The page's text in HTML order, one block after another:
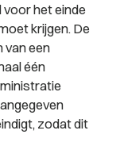
voor het einde
krijgen. De
van een
één
zodat dit